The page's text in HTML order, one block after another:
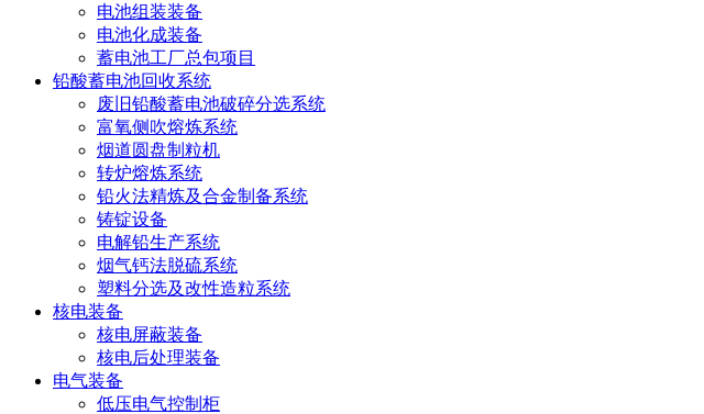
电池组装装备
电池化成装备
蓄电池工厂总包项目
铅酸蓄电池回收系统
废旧铅酸蓄电池破碎分选系统
富氧侧吹熔炼系统
烟道圆盘制粒机
转炉熔炼系统
铅火法精炼及合金制备系统
铸锭设备
电解铅生产系统
烟气钙法脱硫系统
塑料分选及改性造粒系统
核电装备
核电屏蔽装备
核电后处理装备
电气装备
低压电气控制柜